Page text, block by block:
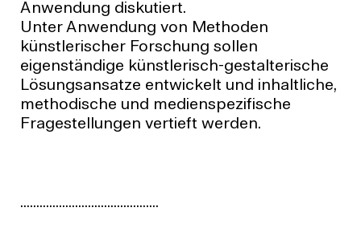
Anwendung diskutiert.
Unter Anwendung von Methoden
künstlerischer Forschung sollen
eigenständige künstlerisch-gestalterische
Lösungsansatze entwickelt und inhaltliche,
methodische und medienspezifische
Fragestellungen vertieft werden.
...........................................